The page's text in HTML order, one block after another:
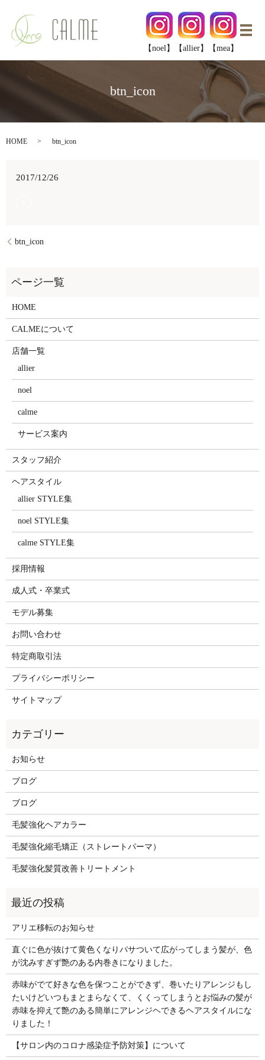
メ
【noel】
【allier】 【mea】
btn_icon
HOME btn_icon
2017/12/26
btn_icon
HOME
CALMEについて
店舗一覧
allier
noel
calme
サービス案内
スタッフ紹介
ヘアスタイル
allier STYLE集
noel STYLE集
calme STYLE集
採用情報
成人式・卒業式
モデル募集
お問い合わせ
特定商取引法
プライバシーポリシー
サイトマップ
お知らせ
ブログ
ブログ
毛髪強化ヘアカラー
毛髪強化縮毛矯正（ストレートパーマ）
毛髪強化髪質改善トリートメント
アリエ移転のお知らせ
直ぐに色が抜けて黄色くなりパサついて広がってしまう髪が、色
が沈みすぎず艶のある内巻きになりました。
赤味がでて好きな色を保つことができず、巻いたりアレンジもし
たいけどいつもまとまらなくて、くくってしまうとお悩みの髪が
赤味を抑えて艶のある簡単にアレンジヘできるヘアスタイルにな
りました！
【サロン内のコロナ感染症予防対策】について